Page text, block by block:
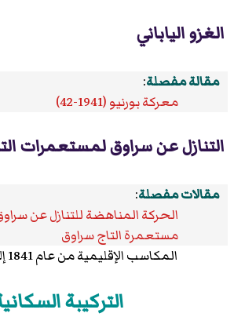
الغزو الياباني
مقالة مفصلة:
معركة بورنيو (1941-42)
التنازل عن سراوق لمستعمرات
مقالات مفصلة:
الحركة المناهضة للتنازل عن
مستعمرة التاج سراوق
المكاسب الإقليمية من عام 1841 إلى عام 1905
التركيبة